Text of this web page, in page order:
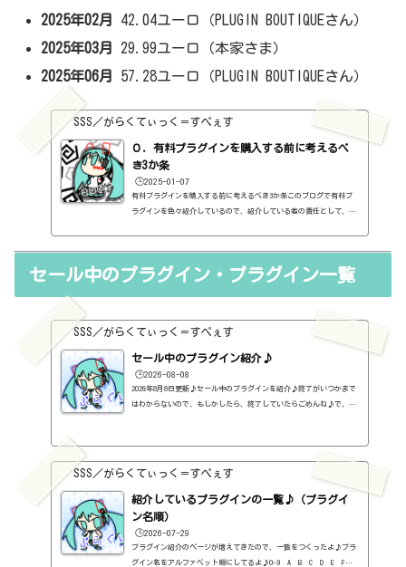
2025年02月
42.04ユーロ（PLUGIN BOUTIQUEさん）
2025年03月
29.99ユーロ（本家さま）
2025年06月
57.28ユーロ（PLUGIN BOUTIQUEさん）
SSS／がらくてぃっく＝すぺぇす
０．有料プラグインを購入する前に考えるべ
き3か条
🕒️2025-01-07
有料プラグインを購入する前に考えるべき3か条このブログで有料プ
ラグインを色々紹介しているので、紹介している者の責任として、有
ンの中には、なぜ、これが無料なんだろう？と驚くような性能のもの
もの...
セール中のプラグイン・プラグイン一覧
SSS／がらくてぃっく＝すぺぇす
セール中のプラグイン紹介♪
🕒️2026-08-08
2026年8月8日更新♪セール中のプラグインを紹介♪終了がいつかまで
はわからないので、もしかしたら、終了していたらごめんね♪で、相
CLASSIC（2B Played Music）定価：29.99ドル → 19.99ドル（本家さ
ま）2B REVERBED（2B Played Music）定価：29.99ドル → 19.99ド
ル（本家さ...
SSS／がらくてぃっく＝すぺぇす
紹介しているプラグインの一覧♪（プラグイ
ン名順）
🕒️2026-07-29
プラグイン紹介のページが増えてきたので、一覧をつくったよ♪プラ
グイン名をアルファベット順にしてるよ♪0-9 A B C D E F G